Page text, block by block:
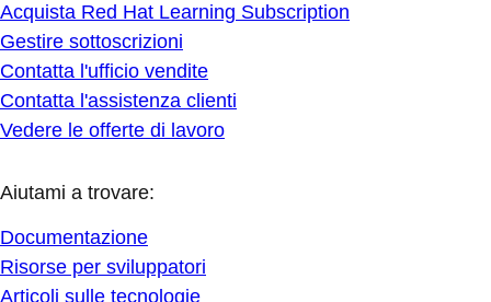
Acquista Red Hat Learning Subscription
Gestire sottoscrizioni
Contatta l'ufficio vendite
Contatta l'assistenza clienti
Vedere le offerte di lavoro
Aiutami a trovare:
Documentazione
Risorse per sviluppatori
Articoli sulle tecnologie